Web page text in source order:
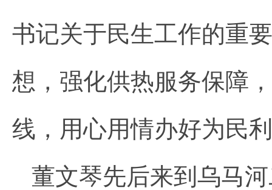
书记关于民生工作的重
想，强化供热服务保障
线，用心用情办好为民
董文琴先后来到乌马